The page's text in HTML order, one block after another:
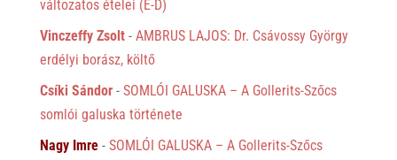
változatos ételei (É-D)
Vinczeffy Zsolt- AMBRUS LAJOS: Dr. Csávossy György
erdélyi borász, költő
Csíki Sándor- SOMLÓI GALUSKA – A Gollerits-Szőcs
somlói galuska története
Nagy Imre- SOMLÓI GALUSKA – A Gollerits-Szőcs